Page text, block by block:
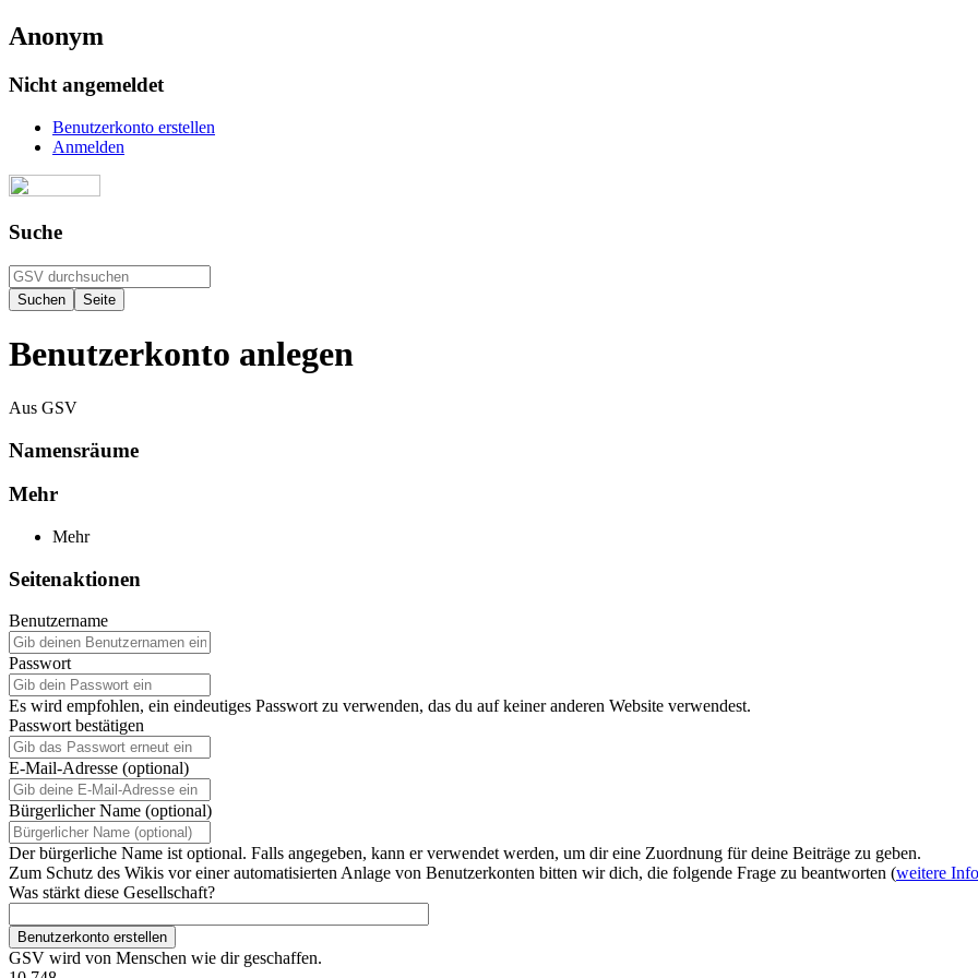
Anonym
Nicht angemeldet
Benutzerkonto erstellen
Anmelden
Suche
Benutzerkonto anlegen
Aus GSV
Namensräume
Mehr
Mehr
Seitenaktionen
Benutzername
Passwort
Es wird empfohlen, ein eindeutiges Passwort zu verwenden, das du auf keiner anderen Website verwendest.
Passwort bestätigen
E-Mail-Adresse (optional)
Bürgerlicher Name (optional)
Der bürgerliche Name ist optional. Falls angegeben, kann er verwendet werden, um dir eine Zuordnung für deine Beiträge zu geben.
Zum Schutz des Wikis vor einer automatisierten Anlage von Benutzerkonten bitten wir dich, die folgende Frage zu beantworten (weitere
Was stärkt diese Gesellschaft?
Benutzerkonto erstellen
GSV wird von Menschen wie dir geschaffen.